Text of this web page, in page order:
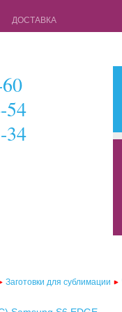
ДОСТАВКА
54
34
чехлы для
Заготовки для сублимации